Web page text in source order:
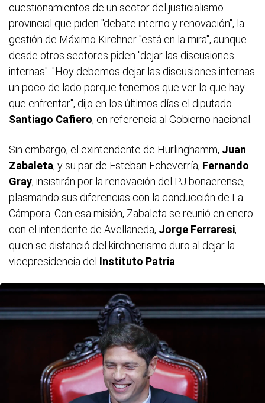
cuestionamientos de un sector del justicialismo
provincial que piden "debate interno y renovación", la
gestión de Máximo Kirchner "está en la mira", aunque
desde otros sectores piden "dejar las discusiones
internas". "Hoy debemos dejar las discusiones internas
un poco de lado porque tenemos que ver lo que hay
que enfrentar", dijo en los últimos días el diputado
Santiago Cafiero, en referencia al Gobierno nacional.
Sin embargo, el exintendente de Hurlinghamm, Juan
Zabaleta, y su par de Esteban Echeverría, Fernando
Gray, insistirán por la renovación del PJ bonaerense,
plasmando sus diferencias con la conducción de La
Cámpora. Con esa misión, Zabaleta se reunió en enero
con el intendente de Avellaneda, Jorge Ferraresi,
quien se distanció del kirchnerismo duro al dejar la
vicepresidencia del Instituto Patria